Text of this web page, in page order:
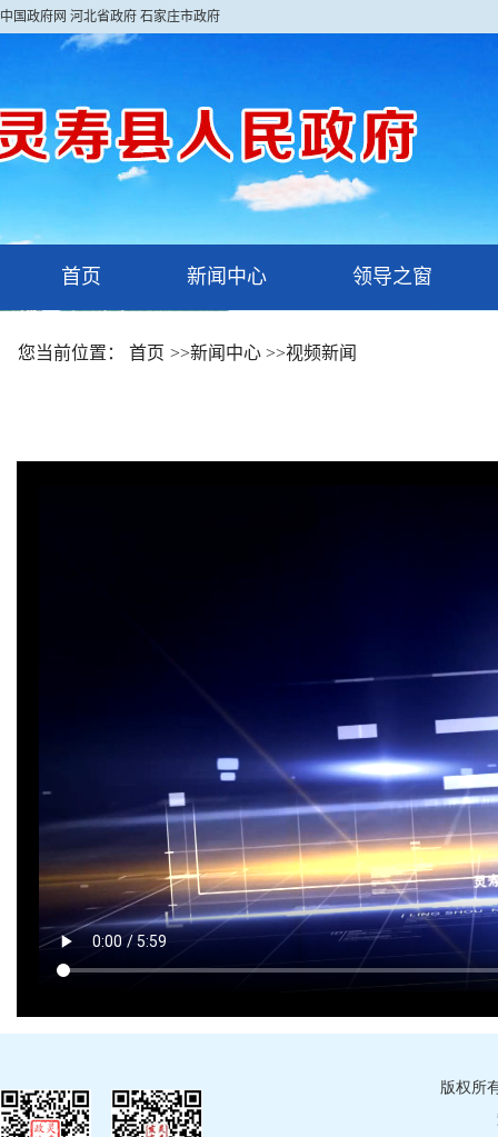
中国政府网 河北省政府 石家庄市政府
首页 新闻中心 领导之窗
您当前位置： 首页 >>新闻中心 >>视频新闻